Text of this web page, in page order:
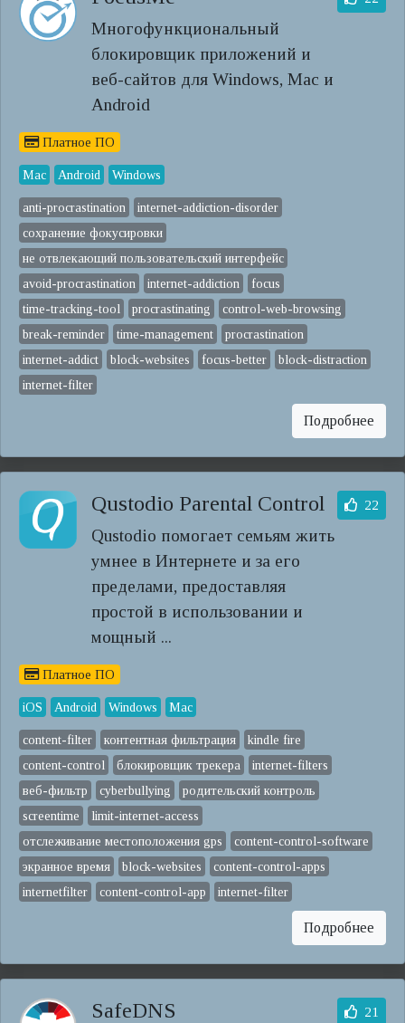
Многофункциональный
блокировщик приложений и
веб-сайтов для Windows, Mac и
Android
Платное ПО
Mac Android Windows
anti-procrastination
internet-addiction-disorder
сохранение фокусировки
не отвлекающий пользовательский интерфейс
avoid-procrastination
internet-addiction
focus
time-tracking-tool
procrastinating
control-web-browsing
break-reminder
time-management
procrastination
internet-addict
block-websites focus-better
block-distraction
internet-filter
Подробнее
Qustodio Parental Control
Qustodio помогает семьям жить
умнее в Интернете и за его
пределами, предоставляя
простой в использовании и
мощный ...
22
Платное ПО
iOS Android Windows Mac
content-filter контентная фильтрация
kindle fire
content-control
блокировщик трекера
internet-filters
веб-фильтр
cyberbullying
родительский контроль
screentime
limit-internet-access
отслеживание местоположения gps
content-control-software
экранное время
block-websites
content-control-apps
internetfilter
content-control-app internet-filter
Подробнее
SafeDNS 21